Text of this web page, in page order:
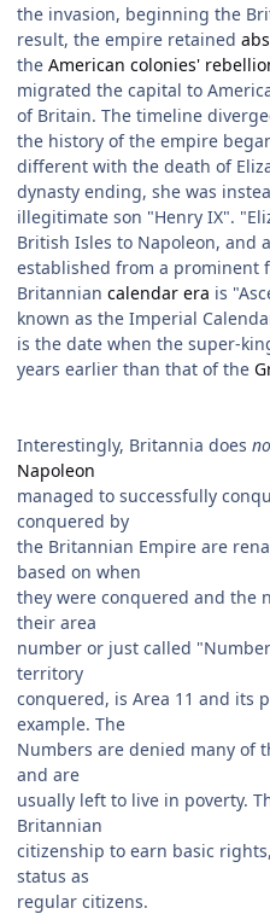
the invasion, beginning the
result, the empire retained
the American colonies'
migrated the capital to
of Britain. The timeline
the history of the empire
different with the death of
dynasty ending, she was
illegitimate son "Henry IX".
British Isles to Napoleon, and
established from a prominent
Britannian calendar era is
known as the Imperial
is the date when the super-
years earlier than that of the
Interestingly, Britannia does
Napoleon
managed to successfully
conquered by
the Britannian Empire are
based on when
they were conquered and the
their area
number or just called
territory
conquered, is Area 11 and its
example. The
Numbers are denied many of
and are
usually left to live in poverty.
Britannian
citizenship to earn basic
status as
regular citizens.